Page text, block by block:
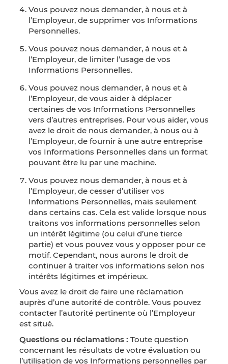
Vous pouvez nous demander, à nous et à
l’Employeur, de supprimer vos Informations
Personnelles.
Vous pouvez nous demander, à nous et à
l’Employeur, de limiter l’usage de vos
Informations Personnelles.
Vous pouvez nous demander, à nous et à
l’Employeur, de vous aider à déplacer
certaines de vos Informations Personnelles
vers d’autres entreprises. Pour vous aider, vous
avez le droit de nous demander, à nous ou à
l’Employeur, de fournir à une autre entreprise
vos Informations Personnelles dans un format
pouvant être lu par une machine.
Vous pouvez nous demander, à nous et à
l’Employeur, de cesser d’utiliser vos
Informations Personnelles, mais seulement
dans certains cas. Cela est valide lorsque nous
traitons vos informations personnelles selon
un intérêt légitime (ou celui d’une tierce
partie) et vous pouvez vous y opposer pour ce
motif. Cependant, nous aurons le droit de
continuer à traiter vos informations selon nos
intérêts légitimes et impérieux.
Vous avez le droit de faire une réclamation
auprès d’une autorité de contrôle. Vous pouvez
contacter l’autorité pertinente où l’Employeur
est situé.
Questions ou réclamations : Toute question
concernant les résultats de votre évaluation ou
l’utilisation de vos Informations personnelles par